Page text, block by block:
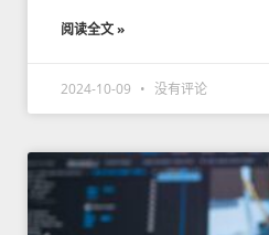
阅读全文 »
2024-10-09 没有评论